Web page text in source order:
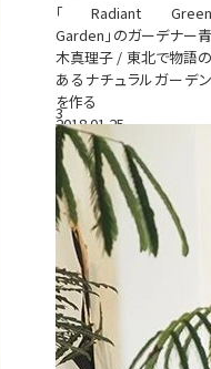
「Radiant Green
Garden」のガーデナー青
木真理子 / 東北で物語の
あるナチュラルガーデン
を作る
2018.01.25
#ボタニカルピープル
3